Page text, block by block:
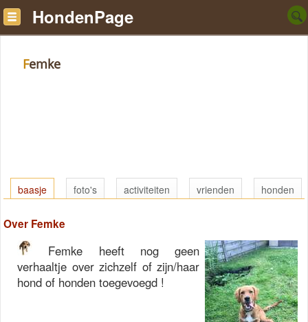
HondenPage
Femke
baasje foto's activiteiten vrienden honden
Over Femke
Femke heeft nog geen
verhaaltje over zichzelf of zijn/haar
hond of honden toegevoegd !